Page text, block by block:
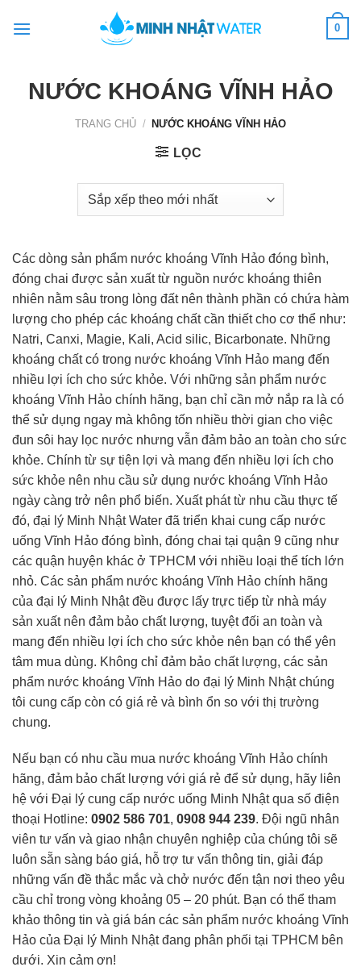
0
NƯỚC KHOÁNG VĨNH HẢO
TRANG CHỦ / NƯỚC KHOÁNG VĨNH HẢO
LỌC
Các dòng sản phẩm nước khoáng Vĩnh Hảo đóng bình,
đóng chai được sản xuất từ nguồn nước khoáng thiên
nhiên nằm sâu trong lòng đất nên thành phần có chứa hàm
lượng cho phép các khoáng chất cần thiết cho cơ thể như:
Natri, Canxi, Magie, Kali, Acid silic, Bicarbonate. Những
khoáng chất có trong nước khoáng Vĩnh Hảo mang đến
nhiều lợi ích cho sức khỏe. Với những sản phẩm nước
khoáng Vĩnh Hảo chính hãng, bạn chỉ cần mở nắp ra là có
thể sử dụng ngay mà không tốn nhiều thời gian cho việc
đun sôi hay lọc nước nhưng vẫn đảm bảo an toàn cho sức
khỏe. Chính từ sự tiện lợi và mang đến nhiều lợi ích cho
sức khỏe nên nhu cầu sử dụng nước khoáng Vĩnh Hảo
ngày càng trở nên phổ biến. Xuất phát từ nhu cầu thực tế
đó, đại lý Minh Nhật Water đã triển khai cung cấp nước
uống Vĩnh Hảo đóng bình, đóng chai tại quận 9 cũng như
các quận huyện khác ở TPHCM với nhiều loại thể tích lớn
nhỏ. Các sản phẩm nước khoáng Vĩnh Hảo chính hãng
của đại lý Minh Nhật đều được lấy trực tiếp từ nhà máy
sản xuất nên đảm bảo chất lượng, tuyệt đối an toàn và
mang đến nhiều lợi ích cho sức khỏe nên bạn có thể yên
tâm mua dùng. Không chỉ đảm bảo chất lượng, các sản
phẩm nước khoáng Vĩnh Hảo do đại lý Minh Nhật chúng
tôi cung cấp còn có giá rẻ và bình ổn so với thị trường
chung.
Nếu bạn có nhu cầu mua nước khoáng Vĩnh Hảo chính
hãng, đảm bảo chất lượng với giá rẻ để sử dụng, hãy liên
hệ với Đại lý cung cấp nước uống Minh Nhật qua số điện
thoại Hotline: 0902 586 701, 0908 944 239. Đội ngũ nhân
viên tư vấn và giao nhận chuyên nghiệp của chúng tôi sẽ
luôn sẵn sàng báo giá, hỗ trợ tư vấn thông tin, giải đáp
những vấn đề thắc mắc và chở nước đến tận nơi theo yêu
cầu chỉ trong vòng khoảng 05 – 20 phút. Bạn có thể tham
khảo thông tin và giá bán các sản phẩm nước khoáng Vĩnh
Hảo của Đại lý Minh Nhật đang phân phối tại TPHCM bên
dưới. Xin cảm ơn!